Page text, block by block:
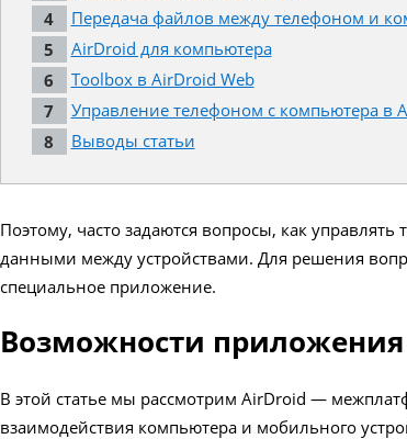
Передача файлов между телефоном и
AirDroid для компьютера
Toolbox в AirDroid Web
Управление телефоном с компьютера в
Выводы статьи
Поэтому, часто задаются вопросы, как
данными между устройствами. Для решения
специальное приложение.
Возможности
В этой статье мы рассмотрим AirDroid —
взаимодействия компьютера и мобильного